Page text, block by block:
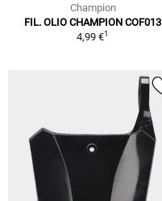
Champion
FIL. OLIO CHAMPION COF013
4,99 €1